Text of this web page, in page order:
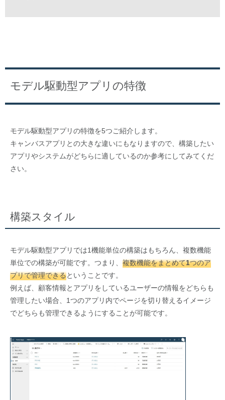
モデル駆動型アプリの特徴
モデル駆動型アプリの特徴を5つご紹介します。
キャンバスアプリとの大きな違いにもなりますので、構築したい
アプリやシステムがどちらに適しているのか参考にしてみてくだ
さい。
構築スタイル
モデル駆動型アプリでは1機能単位の構築はもちろん、複数機能
単位での構築が可能です。つまり、 複数機能をまとめて1つのア
プリで管理できるということです。
例えば、顧客情報とアプリをしているユーザーの情報をどちらも
管理したい場合、1つのアプリ内でページを切り替えるイメージ
でどちらも管理できるようにすることが可能です。